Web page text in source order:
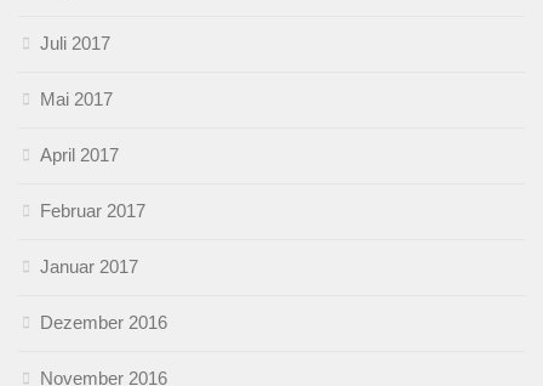
Juli 2017
Mai 2017
April 2017
Februar 2017
Januar 2017
Dezember 2016
November 2016